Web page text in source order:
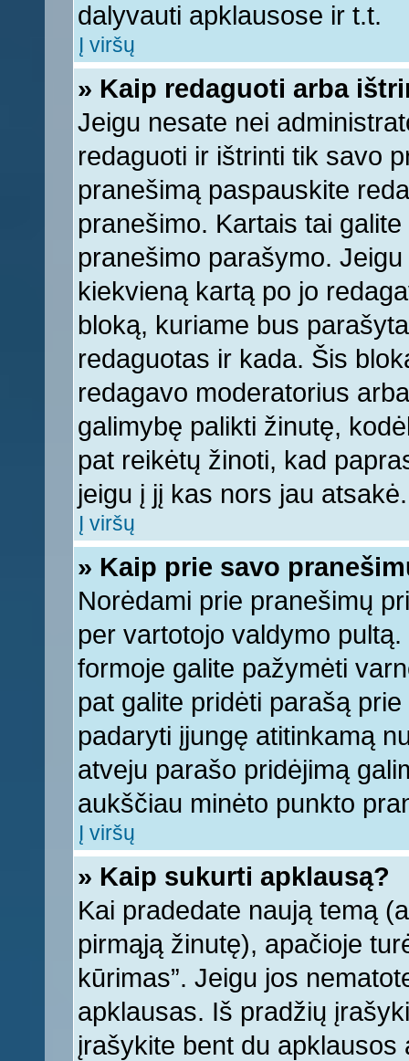
dalyvauti apklausose ir t.t.
Į viršų
» Kaip redaguoti arba
Jeigu nesate nei
redaguoti ir ištrinti tik savo
pranešimą paspauskite
pranešimo. Kartais tai
pranešimo parašymo.
kiekvieną kartą po jo
bloką, kuriame bus
redaguotas ir kada. Šis
redagavo moderatorius
galimybę palikti žinutę,
pat reikėtų žinoti, kad
jeigu į jį kas nors jau atsakė.
Į viršų
» Kaip prie savo
Norėdami prie pranešimų
per vartotojo valdymo
formoje galite pažymėti
pat galite pridėti parašą
padaryti įjungę atitinkamą
atveju parašo pridėjimą
aukščiau minėto punkto
Į viršų
» Kaip sukurti apklausą?
Kai pradedate naują temą
pirmąją žinutę), apačioje
kūrimas”. Jeigu jos
apklausas. Iš pradžių
įrašykite bent du